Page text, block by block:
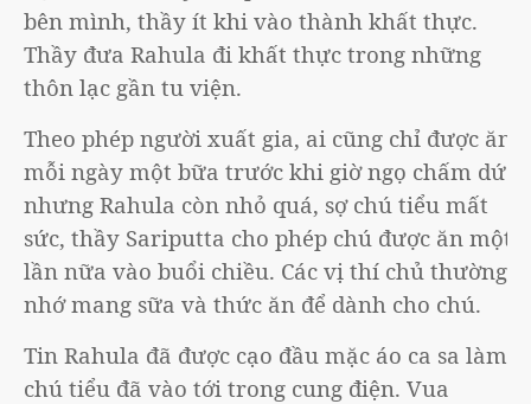
bên mình, thầy ít khi vào thành khất thực.
Thầy đưa Rahula đi khất thực trong những
thôn lạc gần tu viện.
Theo phép người xuất gia, ai cũng chỉ được ăn
mỗi ngày một bữa trước khi giờ ngọ chấm dứt,
nhưng Rahula còn nhỏ quá, sợ chú tiểu mất
sức, thầy Sariputta cho phép chú được ăn một
lần nữa vào buổi chiều. Các vị thí chủ thường
nhớ mang sữa và thức ăn để dành cho chú.
Tin Rahula đã được cạo đầu mặc áo ca sa làm
chú tiểu đã vào tới trong cung điện. Vua